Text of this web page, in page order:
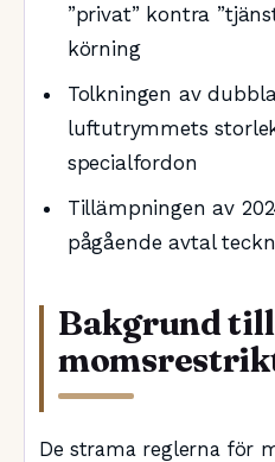
”privat” kontra
körning
Tolkningen av
luftutrymmets
specialfordon
Tillämpningen av
pågående avtal
Bakgrund
De strama reglerna för